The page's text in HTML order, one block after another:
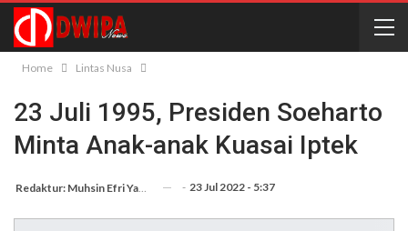
Home Lintas Nusa
23 Juli 1995, Presiden Soeharto
Minta Anak-anak Kuasai Iptek
- 23 Jul 2022 - 5:37